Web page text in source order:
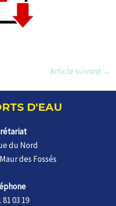
Article suivant →
D'EAU
du Nord
des Fossés
81 03 19